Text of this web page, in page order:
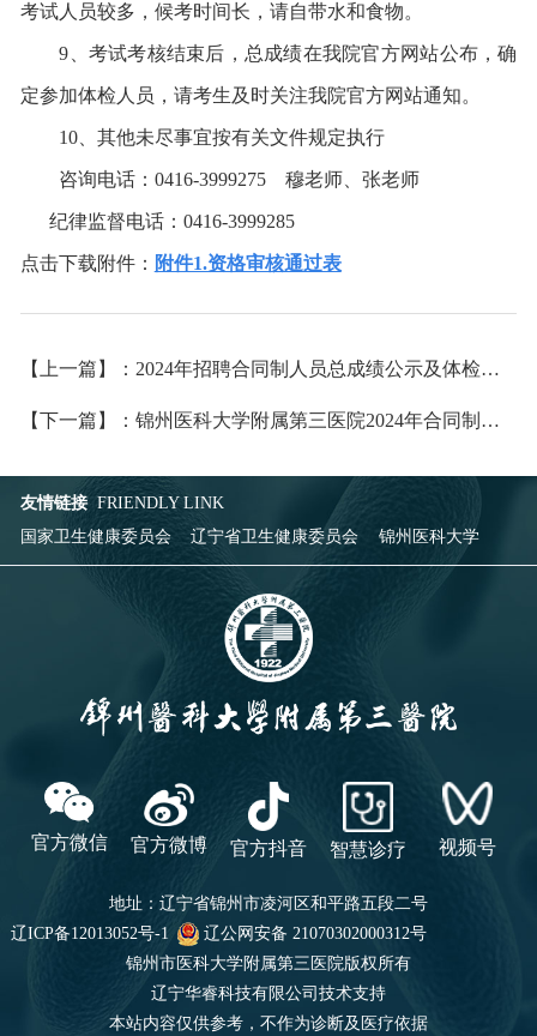
考试人员较多，候考时间长，请自带水和食物。
9、考试考核结束后，总成绩在我院官方网站公布，确
定参加体检人员，请考生及时关注我院官方网站通知。
10、其他未尽事宜按有关文件规定执行
咨询电话： 0416-3999275 穆老师、张老师
纪律监督电话： 0416-3999285
点击下载附件： 附件1.资格审核通过表
【上一篇】：2024年招聘合同制人员总成绩公示及体检的通知
【下一篇】：锦州医科大学附属第三医院2024年合同制人员招聘报名通知
友情链接FRIENDLY LINK
国家卫生健康委员会
辽宁省卫生健康委员会 锦州医科大学
官方微信 官方微博 官方抖音 智慧诊疗 视频号
地址：辽宁省锦州市凌河区和平路五段二号
辽ICP备12013052号-1
辽公网安备 21070302000312号
锦州市医科大学附属第三医院版权所有
辽宁华睿科技有限公司技术支持
本站内容仅供参考，不作为诊断及医疗依据